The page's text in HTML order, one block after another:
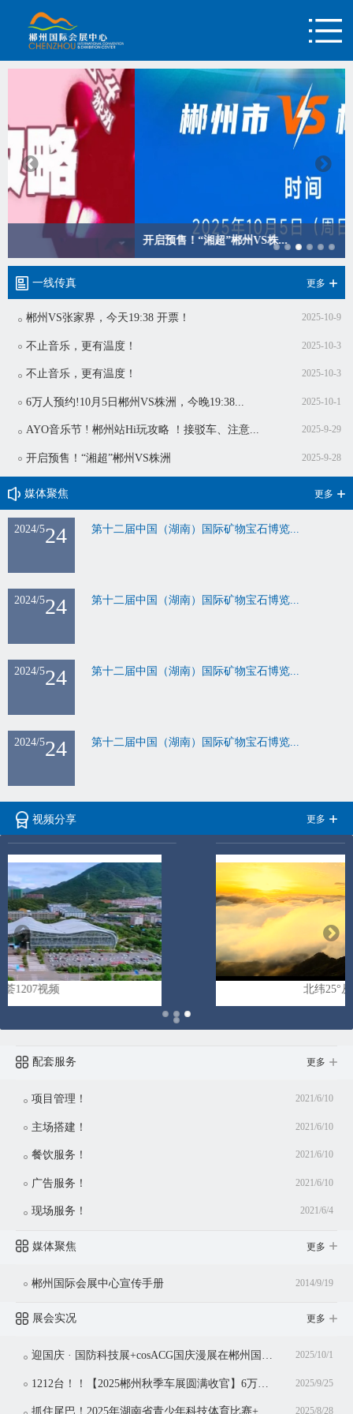
开启预售！“湘超”郴州VS株...
一线传真 更多
郴州VS张家界，今天19:38 开票！ 2025-10-9
不止音乐，更有温度！ 2025-10-3
不止音乐，更有温度！ 2025-10-3
6万人预约!10月5日郴州VS株洲，今晚19:38... 2025-10-1
AYO音乐节 ! 郴州站Hi玩攻略 ！接驳车、注意... 2025-9-29
开启预售！“湘超”郴州VS株洲 2025-9-28
媒体聚焦 更多
24
2024/5 第十二届中国（湖南）国际矿物宝石博览...
24
2024/5 第十二届中国（湖南）国际矿物宝石博览...
24
2024/5 第十二届中国（湖南）国际矿物宝石博览...
24
2024/5 第十二届中国（湖南）国际矿物宝石博览...
视频分享 更多
配套服务 更多
项目管理！ 2021/6/10
主场搭建！ 2021/6/10
餐饮服务！ 2021/6/10
广告服务！ 2021/6/10
现场服务！ 2021/6/4
媒体聚焦 更多
郴州国际会展中心宣传手册 2014/9/19
展会实况 更多
迎国庆 · 国防科技展+cosACG国庆漫展在郴州国际会展中心同期举行！ 2025/10/1
2025/9/25
2025/8/28